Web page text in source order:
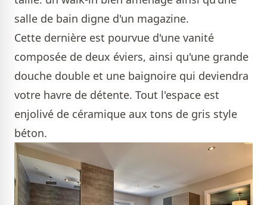
salle de bain digne d'un magazine.
Cette dernière est pourvue d'une vanité
composée de deux éviers, ainsi qu'une grande
douche double et une baignoire qui deviendra
votre havre de détente. Tout l'espace est
enjolivé de céramique aux tons de gris style
béton.